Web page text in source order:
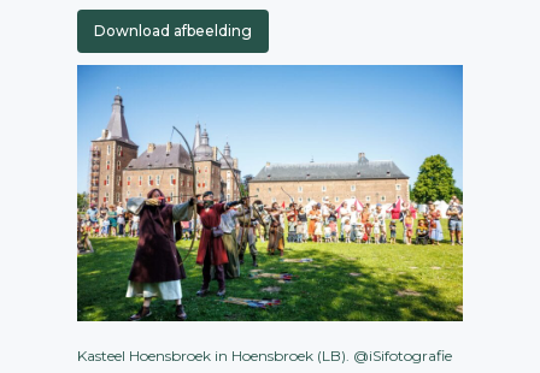
Download afbeelding
Kasteel Hoensbroek in Hoensbroek (LB). @iSifotografie